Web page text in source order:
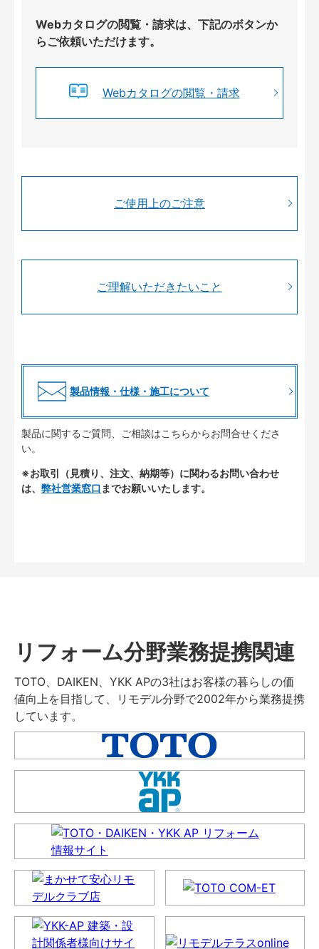
Webカタログの閲覧・請求は、下記のボタンか
らご依頼いただけます。
Webカタログの閲覧・請求
ご使用上のご注意
ご理解いただきたいこと
製品情報・仕様・施工について
製品に関するご質問、ご相談はこちらからお問合せくださ
い。
※お取引（見積り、注文、納期等）に関わるお問い合わせ
は、 弊社営業窓口 までお願いいたします。
リフォーム分野業務提携関連
TOTO、DAIKEN、YKK APの3社はお客様の暮らしの価
値向上を目指して、リモデル分野で2002年から業務提携
しています。